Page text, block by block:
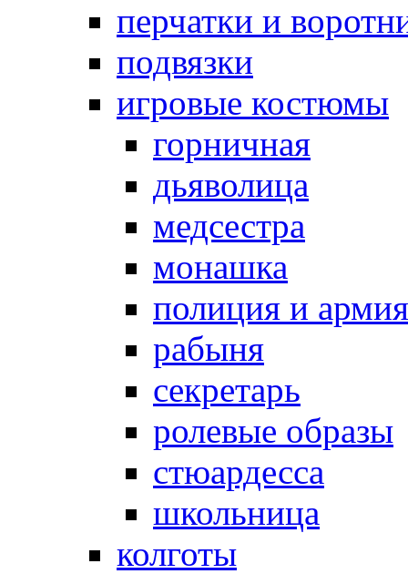
перчатки и
подвязки
игровые костюмы
горничная
дьяволица
медсестра
монашка
полиция и армия
рабыня
секретарь
ролевые образы
стюардесса
школьница
колготы